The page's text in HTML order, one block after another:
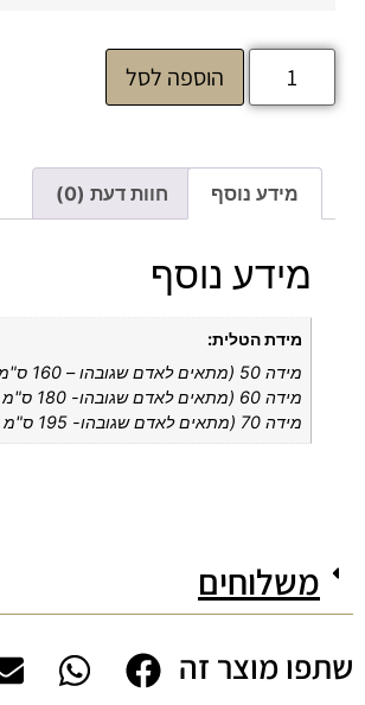
הוספה לסל
מידע נוסף חוות דעת (0)
מידע נוסף
מידת הטלית:
מידה 70 (מתאים לאדם שגובהו- 195 ס"מ – 180 ס"מ)
משלוחים
שתפו מוצר זה